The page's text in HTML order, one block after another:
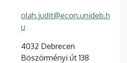
olah.judit@econ.unideb.h
u
4032 Debrecen
Böszörményi út 138